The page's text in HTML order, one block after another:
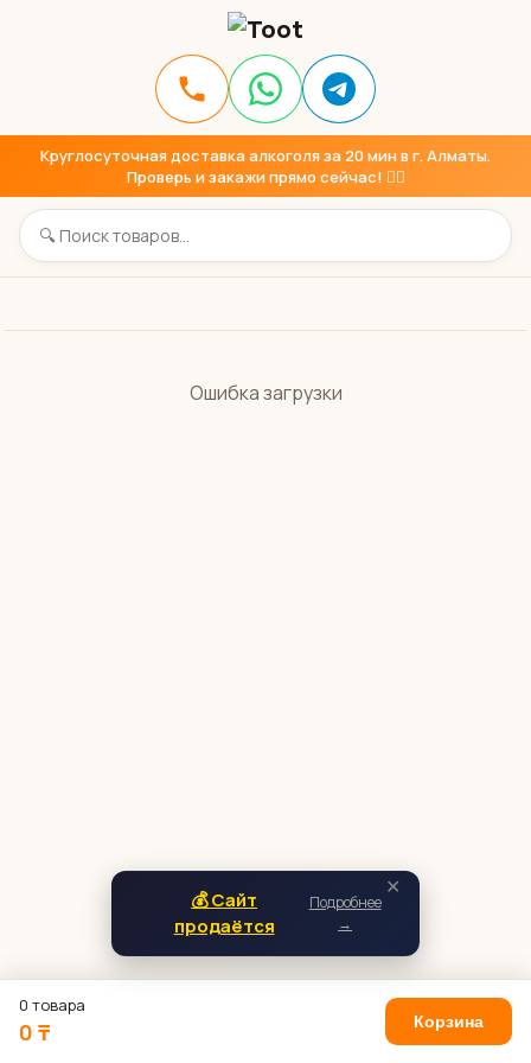
Круглосуточная доставка алкоголя за 20 мин в г. Алматы.
Проверь и закажи прямо сейчас! 👇🏼
Ошибка загрузки
✕
💰 Сайт
продаётся
Подробнее
→
0 товара
0 ₸ Корзина